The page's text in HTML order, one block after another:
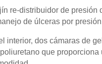
re-distribuidor de presión
de úlceras por
interior, dos cámaras de
que